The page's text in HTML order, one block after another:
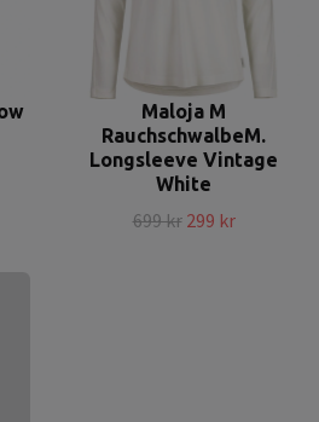
Maloja M
RauchschwalbeM.
Longsleeve Vintage
White
699 kr 299 kr